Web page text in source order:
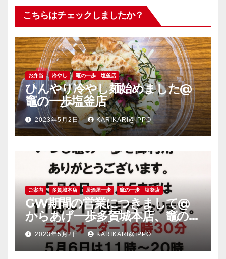
こちらはチェックしましたか？
お弁当 冷やし 竈の一歩 塩釜店
ひんやり冷やし麺始めました@
竈の一歩塩釜店
2023年5月2日 KARIKARI@IPPO
ご案内 多賀城本店 居酒屋一歩 竈の一歩 塩釜店
GW期間の営業につきまして@
からあげ一歩多賀城本店、竈の一
歩塩釜店
2023年5月2日 KARIKARI@IPPO